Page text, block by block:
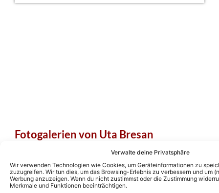
Verwalte deine Privatsphäre
Wir verwenden Technologien wie Cookies, um Geräteinformationen zu
zuzugreifen. Wir tun dies, um das Browsing-Erlebnis zu verbessern und um
Werbung anzuzeigen. Wenn du nicht zustimmst oder die Zustimmung
Merkmale und Funktionen beeinträchtigen.
Fotogalerien von Uta Bresan
Musikvideos von Uta Bresan